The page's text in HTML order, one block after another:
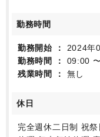
勤務時間
勤務開始
2024年
勤務時間
09:00
残業時間
無し
休日
完全週休二日制 祝